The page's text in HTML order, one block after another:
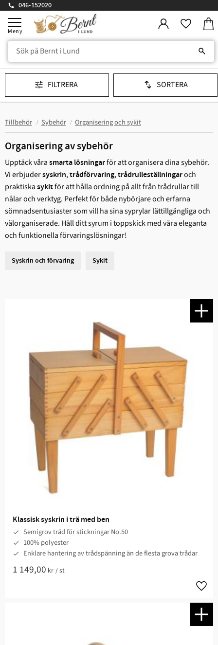
Meny
046-152020
Tillbehör Sybehör Organisering och sykit
Organisering av sybehör
Upptäck vårasmarta lösningarför att organisera dina sybehör.
Vi erbjudersyskrin,trådförvaring,trådrulleställningaroch
praktiskasykitför att hålla ordning på allt från trådrullar till
nålar och verktyg. Perfekt för både nybörjare och erfarna
sömnadsentusiaster som vill ha sina syprylar lättillgängliga och
välorganiserade. Håll ditt syrum i toppskick med våra eleganta
och funktionella förvaringslösningar!
Syskrin och förvaring Sykit
FILTRERA SORTERA
Klassisk syskrin i trä med ben
Semigrov tråd för stickningar No.50
100% polyester
Enklare hantering av trådspänning än de flesta grova trådar
1 149,00 kr /st